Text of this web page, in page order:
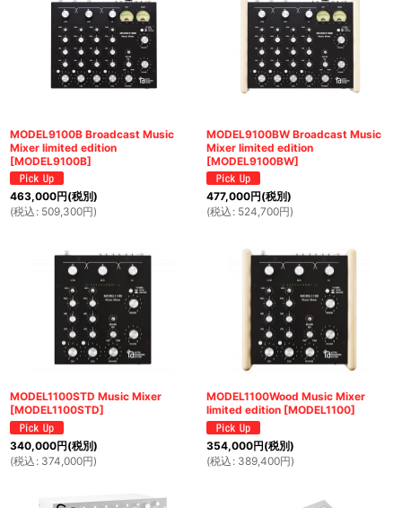
MODEL9100B Broadcast Music
Mixer limited edition
[MODEL9100B]
463,000円(税別)
(税込 : 509,300円)
MODEL9100BW Broadcast Music
Mixer limited edition
[MODEL9100BW]
477,000円(税別)
(税込 : 524,700円)
MODEL1100STD Music Mixer
[MODEL1100STD]
340,000円(税別)
(税込 : 374,000円)
MODEL1100Wood Music Mixer
limited edition [MODEL1100]
354,000円(税別)
(税込 : 389,400円)